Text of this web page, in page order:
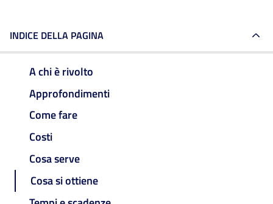
INDICE DELLA PAGINA
A chi è rivolto
Approfondimenti
Come fare
Costi
Cosa serve
Cosa si ottiene